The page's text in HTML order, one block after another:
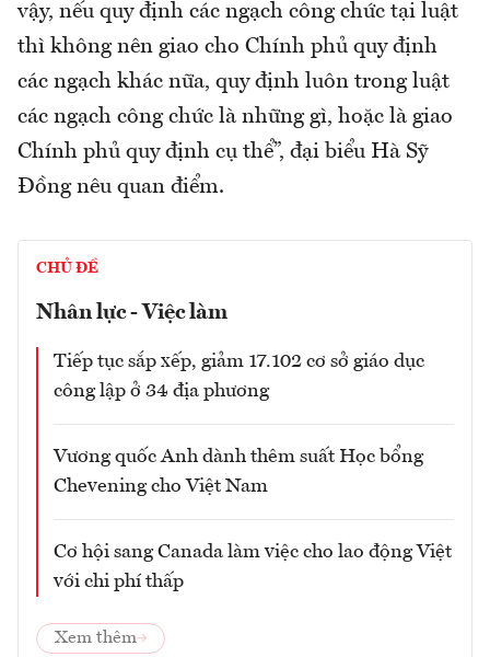
vậy, nếu quy định các ngạch công chức tại luật
thì không nên giao cho Chính phủ quy định
các ngạch khác nữa, quy định luôn trong luật
các ngạch công chức là những gì, hoặc là giao
Chính phủ quy định cụ thể”, đại biểu Hà Sỹ
Đồng nêu quan điểm.
CHỦ ĐỀ
Nhân lực - Việc làm
Tiếp tục sắp xếp, giảm 17.102 cơ sở giáo dục
công lập ở 34 địa phương
Vương quốc Anh dành thêm suất Học bổng
Chevening cho Việt Nam
Cơ hội sang Canada làm việc cho lao động Việt
với chi phí thấp
Xem thêm